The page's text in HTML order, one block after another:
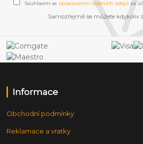
Souhlasím se zpracováním osobních údajůza
Samozřejmě se můžete kdykoliv
Informace
Obchodní podmínky
Reklamace a vratky